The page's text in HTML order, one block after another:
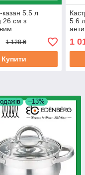
казан 5.5 л
26 см з
покриттям
(EB-
1 128 ₴
Купити
5.6
1
–13%